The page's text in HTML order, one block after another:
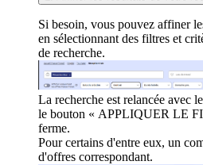
Si besoin, vous pouvez affiner
en sélectionnant des filtres et
de recherche.
La recherche est relancée avec
le bouton « APPLIQUER LE
ferme.
Pour certains d'entre eux, un
d'offres correspondant.